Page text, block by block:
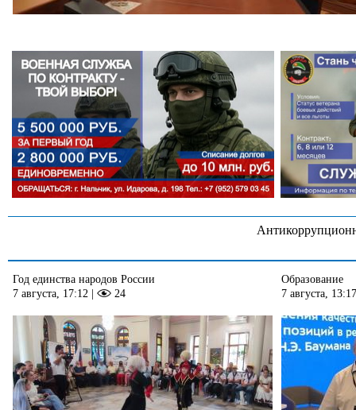
Год единства народов России
7 августа, 17:12 | 24
Образование
7 августа, 13:17